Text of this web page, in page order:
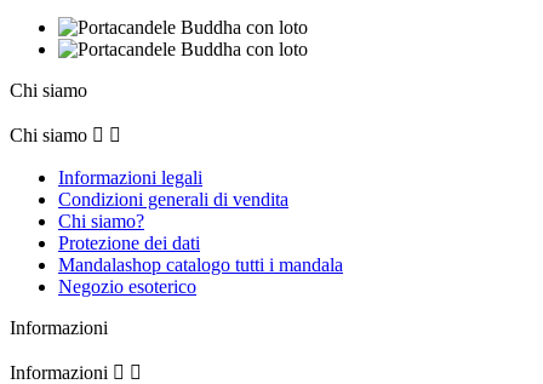
Chi siamo
Chi siamo  
Informazioni legali
Condizioni generali di vendita
Chi siamo?
Protezione dei dati
Mandalashop catalogo tutti i mandala
Negozio esoterico
Informazioni
Informazioni  